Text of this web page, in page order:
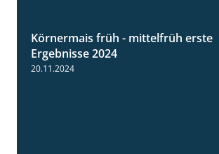
Körnermais früh - mittelfrüh erste
Ergebnisse 2024
20.11.2024